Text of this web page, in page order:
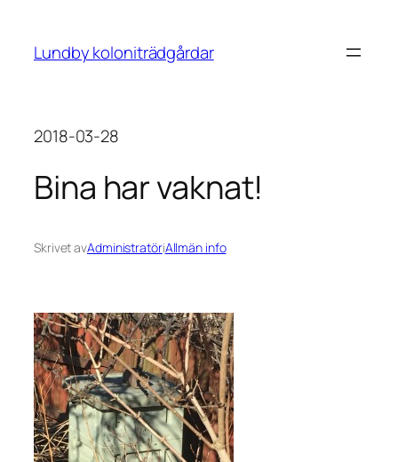
innehåll
Lundby koloniträdgårdar
2018-03-28
Bina har vaknat!
Skrivet avAdministratöriAllmän info